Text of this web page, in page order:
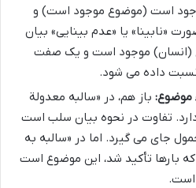
است (موضوع موجود است) و
«نابینا» یا «عدم بینایی» بیان
موجود است و یک صفت
داده می شود.
موضوع: باز هم، در «سالبه معدولة
تفاوت در نحوه بیان سلب است
جای می گیرد. اما در «سالبه به
که بارها تأکید شد، این موضوع است
است.